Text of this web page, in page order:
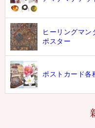
ヒーリングマン
ポスター
ポストカード各